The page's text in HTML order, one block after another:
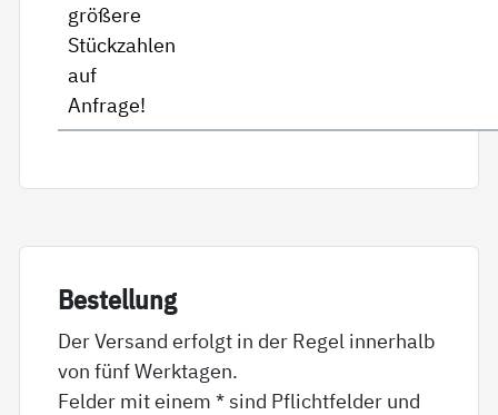
größere
Stückzahlen
auf
Anfrage!
Be­stel­lung
Der Versand erfolgt in der Regel innerhalb
von fünf Werktagen.
Felder mit einem * sind Pflichtfelder und